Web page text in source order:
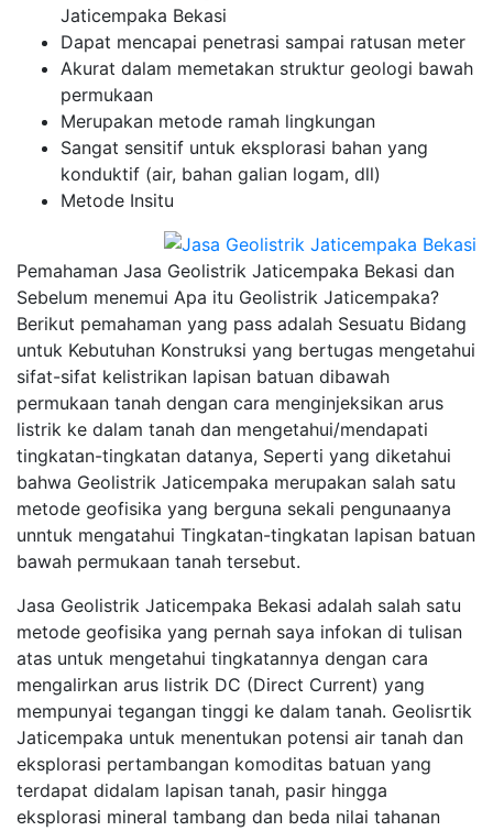
Jaticempaka Bekasi
Dapat mencapai penetrasi sampai ratusan meter
Akurat dalam memetakan struktur geologi bawah
permukaan
Merupakan metode ramah lingkungan
Sangat sensitif untuk eksplorasi bahan yang
konduktif (air, bahan galian logam, dll)
Metode Insitu
Pemahaman Jasa Geolistrik Jaticempaka Bekasi dan
Sebelum menemui Apa itu Geolistrik Jaticempaka?
Berikut pemahaman yang pass adalah Sesuatu Bidang
untuk Kebutuhan Konstruksi yang bertugas mengetahui
sifat-sifat kelistrikan lapisan batuan dibawah
permukaan tanah dengan cara menginjeksikan arus
listrik ke dalam tanah dan mengetahui/mendapati
tingkatan-tingkatan datanya, Seperti yang diketahui
bahwa Geolistrik Jaticempaka merupakan salah satu
metode geofisika yang berguna sekali pengunaanya
unntuk mengatahui Tingkatan-tingkatan lapisan batuan
bawah permukaan tanah tersebut.
Jasa Geolistrik Jaticempaka Bekasi adalah salah satu
metode geofisika yang pernah saya infokan di tulisan
atas untuk mengetahui tingkatannya dengan cara
mengalirkan arus listrik DC (Direct Current) yang
mempunyai tegangan tinggi ke dalam tanah. Geolisrtik
Jaticempaka untuk menentukan potensi air tanah dan
eksplorasi pertambangan komoditas batuan yang
terdapat didalam lapisan tanah, pasir hingga
eksplorasi mineral tambang dan beda nilai tahanan